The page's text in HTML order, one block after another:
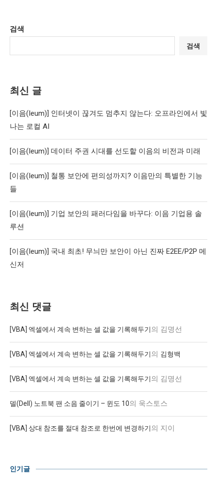
검색
검색
최신 글
[이음(Ieum)] 인터넷이 끊겨도 멈추지 않는다: 오프라인에서 빛
나는 로컬 AI
[이음(Ieum)] 데이터 주권 시대를 선도할 이음의 비전과 미래
[이음(Ieum)] 철통 보안에 편의성까지? 이음만의 특별한 기능
들
[이음(Ieum)] 기업 보안의 패러다임을 바꾸다: 이음 기업용 솔
루션
[이음(Ieum)] 국내 최초! 무늬만 보안이 아닌 진짜 E2EE/P2P 메
신저
최신 댓글
[VBA] 엑셀에서 계속 변하는 셀 값을 기록해두기의 김명선
[VBA] 엑셀에서 계속 변하는 셀 값을 기록해두기의 김형백
[VBA] 엑셀에서 계속 변하는 셀 값을 기록해두기의 김명선
델(Dell) 노트북 팬 소음 줄이기 – 윈도 10의 욱스토스
[VBA] 상대 참조를 절대 참조로 한번에 변경하기의 지이
인기글